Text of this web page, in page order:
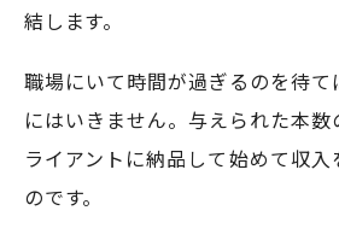
結します。
職場にいて時間が過ぎるのを待
にはいきません。与えられた本
ライアントに納品して始めて収
のです。